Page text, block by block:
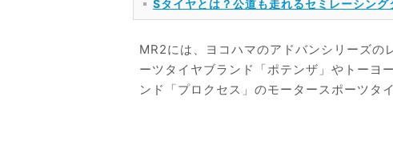
Sタイヤとは？公道も走れるセミレーシン
MR2には、ヨコハマのアドバンシリーズの
ーツタイヤブランド「ポテンザ」やトーヨ
ンド「プロクセス」のモータースポーツタ